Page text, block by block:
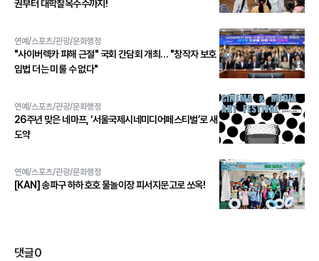
권부터 대학찰옥수수까지!
연예/스포츠/관광/문화행정
"사이버렉카 피해 근절" 국회 간담회 개최… "창작자 보호
입법 더는 미룰 수 없다"
연예/스포츠/관광/문화행정
26주년 맞은 네마프, ‘서울국제시네미디어페스티벌’로 새
도약
연예/스포츠/관광/문화행정
[KAN] 송파구 하하호호 물놀이장 피서지문고로 쏘옥!
댓글0